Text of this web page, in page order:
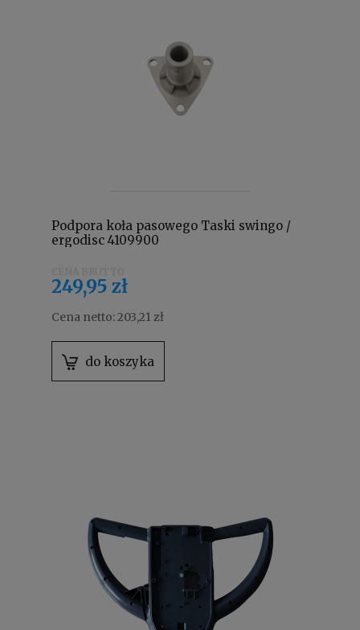
Podpora koła pasowego Taski swingo /
ergodisc 4109900
249,95 zł
Cena netto:203,21 zł
do koszyka